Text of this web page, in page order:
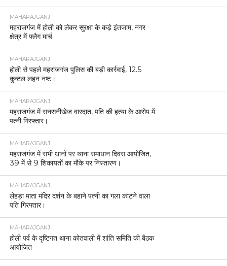
MAHARAJGANJ
महराजगंज में होली को लेकर सुरक्षा के कड़े इंतजाम, नगर
क्षेत्र में फ्लैग मार्च
MAHARAJGANJ
होली से पहले महराजगंज पुलिस की बड़ी कार्रवाई, 12.5
कुन्टल लहन नष्ट।
MAHARAJGANJ
महराजगंज में सनसनीखेज वारदात, पति की हत्या के आरोप में
पत्नी गिरफ्तार।
MAHARAJGANJ
महराजगंज में सभी थानों पर थाना समाधान दिवस आयोजित,
39 में से 9 शिकायतों का मौके पर निस्तारण।
MAHARAJGANJ
लेहड़ा माता मंदिर दर्शन के बहाने पत्नी का गला काटने वाला
पति गिरफ्तार।
MAHARAJGANJ
होली पर्व के दृष्टिगत थाना कोतवाली में शांति समिति की बैठक
आयोजित